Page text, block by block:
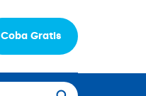
Coba Gratis